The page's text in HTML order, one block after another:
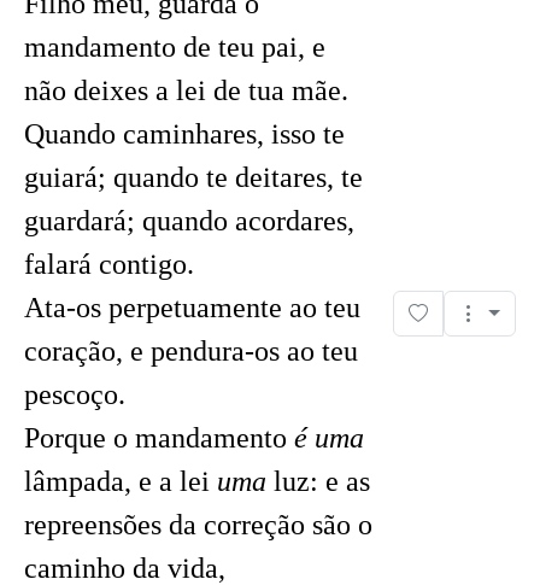
mandamento de teu pai, e
não deixes a lei de tua mãe.
Quando caminhares, isso te
guiará; quando te deitares, te
guardará; quando acordares,
falará contigo.
Ata-os perpetuamente ao teu
coração, e pendura-os ao teu
pescoço.
Porque o mandamento é uma
lâmpada, e a lei uma luz: e as
repreensões da correção são o
caminho da vida,